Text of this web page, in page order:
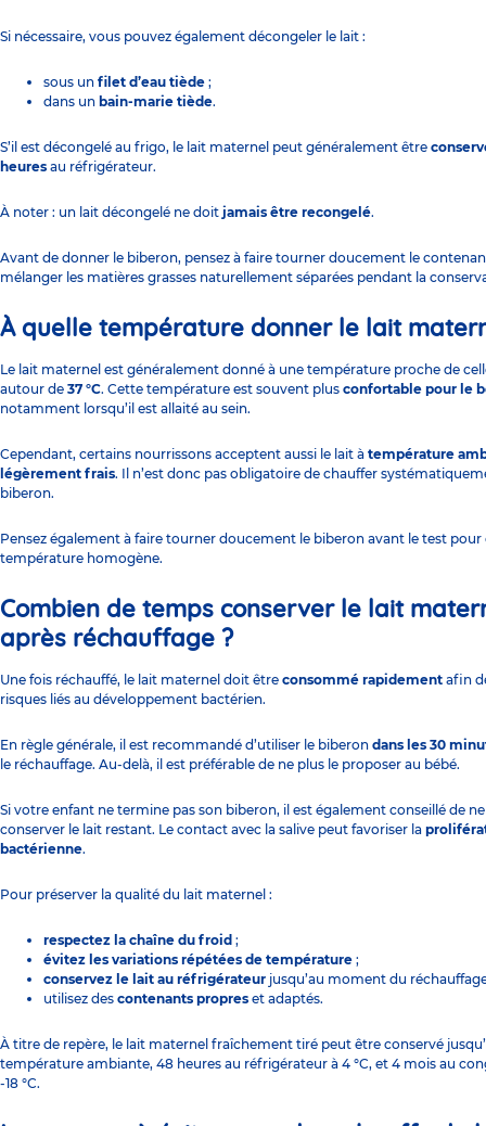
Si nécessaire, vous pouvez également décongeler le lait :
sous un filet d’eau tiède ;
dans un bain-marie tiède.
S’il est décongelé au frigo, le lait maternel peut généralement être
heures au réfrigérateur.
À noter : un lait décongelé ne doit jamais être recongelé.
Avant de donner le biberon, pensez à faire tourner doucement le
mélanger les matières grasses naturellement séparées pendant la
À quelle température donner le lait
Le lait maternel est généralement donné à une température proche de
autour de 37 °C. Cette température est souvent plus confortable pour le
notamment lorsqu’il est allaité au sein.
Cependant, certains nourrissons acceptent aussi le lait à température
légèrement frais. Il n’est donc pas obligatoire de chauffer
biberon.
Pensez également à faire tourner doucement le biberon avant le test
température homogène.
Combien de temps conserver le lait
après réchauffage ?
Une fois réchauffé, le lait maternel doit être consommé rapidement afin
risques liés au développement bactérien.
En règle générale, il est recommandé d’utiliser le biberon dans les 30
le réchauffage. Au-delà, il est préférable de ne plus le proposer au bébé.
Si votre enfant ne termine pas son biberon, il est également conseillé de
conserver le lait restant. Le contact avec la salive peut favoriser la
bactérienne.
Pour préserver la qualité du lait maternel :
respectez la chaîne du froid ;
évitez les variations répétées de température ;
conservez le lait au réfrigérateur jusqu’au moment du
utilisez des contenants propres et adaptés.
À titre de repère, le lait maternel fraîchement tiré peut être conservé
température ambiante, 48 heures au réfrigérateur à 4 °C, et 4 mois au
-18 °C.